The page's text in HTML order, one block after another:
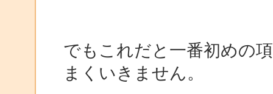
でもこれだと一番初めの
まくいきません。